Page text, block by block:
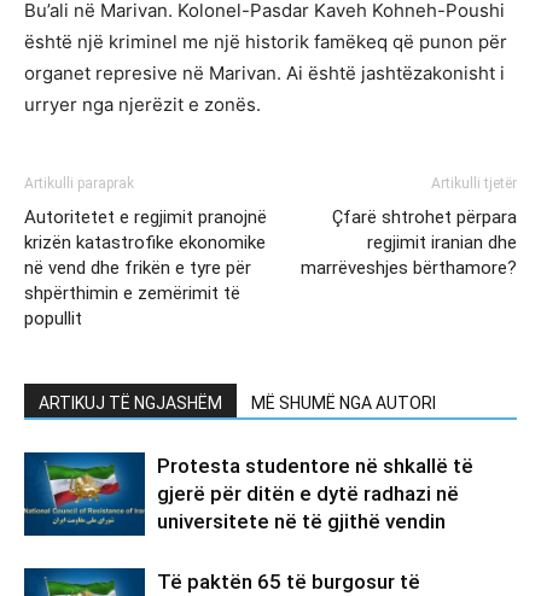
Bu’ali në Marivan. Kolonel-Pasdar Kaveh Kohneh-Poushi
është një kriminel me një historik famëkeq që punon për
organet represive në Marivan. Ai është jashtëzakonisht i
urryer nga njerëzit e zonës.
Artikulli paraprak
Autoritetet e regjimit pranojnë
krizën katastrofike ekonomike
në vend dhe frikën e tyre për
shpërthimin e zemërimit të
popullit
Artikulli tjetër
Çfarë shtrohet përpara
regjimit iranian dhe
marrëveshjes bërthamore?
ARTIKUJ TË NGJASHËM MË SHUMË NGA AUTORI
Protesta studentore në shkallë të
gjerë për ditën e dytë radhazi në
universitete në të gjithë vendin
Të paktën 65 të burgosur të